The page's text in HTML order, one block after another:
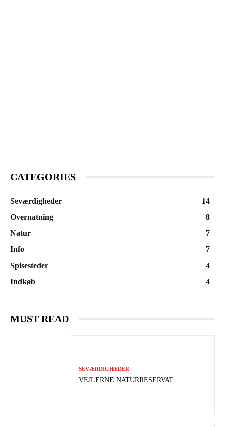
CATEGORIES
Seværdigheder
14
Overnatning
8
Natur
7
Info
7
Spisesteder
4
Indkøb
4
MUST READ
SEVÆRDIGHEDER
VEJLERNE NATURRESERVAT